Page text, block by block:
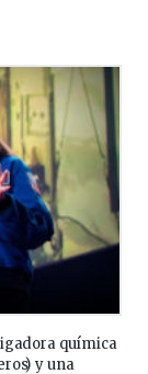
química
y una